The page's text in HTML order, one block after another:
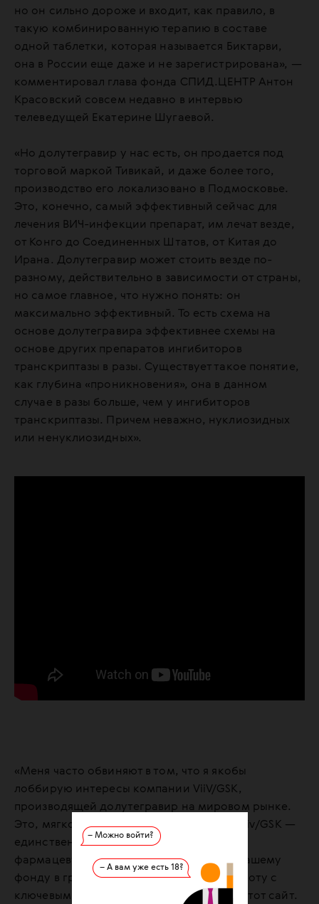
– Можно войти?
– А вам уже есть 18?
но он сильно дороже и входит, как правило, в
такую комбинированную терапию в составе
одной таблетки, которая называется Биктарви,
она в России еще даже и не зарегистрирована», —
комментировал глава фонда СПИД.ЦЕНТР Антон
Красовский совсем недавно в интервью
телеведущей Екатерине Шугаевой.
«Но долутегравир у нас есть, он продается под
торговой маркой Тивикай, и даже более того,
производство его локализовано в Подмосковье.
Это, конечно, самый эффективный сейчас для
лечения ВИЧ-инфекции препарат, им лечат везде,
от Конго до Соединенных Штатов, от Китая до
Ирана. Долутегравир может стоить везде по-
разному, действительно в зависимости от страны,
но самое главное, что нужно понять: он
максимально эффективный. То есть схема на
основе долутегравира эффективнее схемы на
основе других препаратов ингибиторов
транскриптазы в разы. Существует такое понятие,
как глубина «проникновения», она в данном
случае в разы больше, чем у ингибиторов
транскриптазы. Причем неважно, нуклиозидных
или ненуклиозидных».
«Меня часто обвиняют в том, что я якобы
лоббирую интересы компании ViiV/GSK,
производящей долутегравир на мировом рынке.
Это, мягко говоря, глупость. Компания Viiv/GSK —
единственная, наверное, западная
фармацевтическая фирма, отказавшая нашему
фонду в гранте на информационную работу с
ключевыми группами, буквально вот на этот сайт.